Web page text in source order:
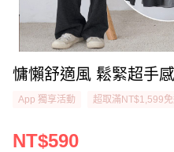
慵懶舒適風 鬆緊超手
App 獨享活動 超取滿NT$1,599
NT$590